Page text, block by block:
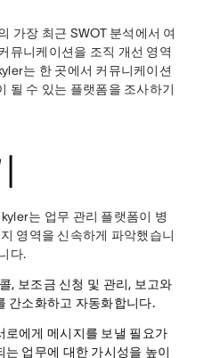
가장 최근 SWOT 분석에서 여
뮤니케이션을 조직 개선 영역
는 한 곳에서 커뮤니케이션
될 수 있는 플랫폼을 조사하기
는 업무 관리 플랫폼이 병
영역을 신속하게 파악했습니
다.
, 보조금 신청 및 관리, 보고와
간소화하고 자동화합니다.
로에게 메시지를 보낼 필요가
업무에 대한 가시성을 높이